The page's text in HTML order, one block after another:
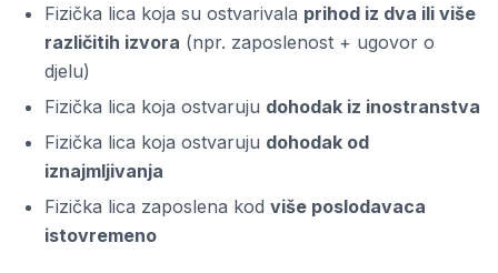
Fizička lica koja su ostvarivala prihod iz dva ili više
različitih izvora (npr. zaposlenost + ugovor o
djelu)
Fizička lica koja ostvaruju dohodak iz inostranstva
Fizička lica koja ostvaruju dohodak od
iznajmljivanja
Fizička lica zaposlena kod više poslodavaca
istovremeno